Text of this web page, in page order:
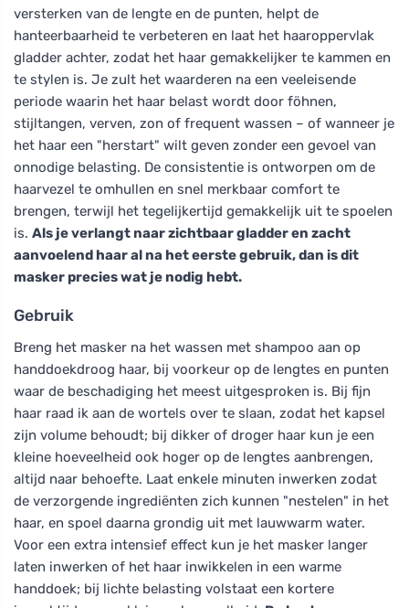
versterken van de lengte en de punten, helpt de
hanteerbaarheid te verbeteren en laat het haaroppervlak
gladder achter, zodat het haar gemakkelijker te kammen en
te stylen is. Je zult het waarderen na een veeleisende
periode waarin het haar belast wordt door föhnen,
stijltangen, verven, zon of frequent wassen – of wanneer je
het haar een "herstart" wilt geven zonder een gevoel van
onnodige belasting. De consistentie is ontworpen om de
haarvezel te omhullen en snel merkbaar comfort te
brengen, terwijl het tegelijkertijd gemakkelijk uit te spoelen
is. Als je verlangt naar zichtbaar gladder en zacht
aanvoelend haar al na het eerste gebruik, dan is dit
masker precies wat je nodig hebt.
Gebruik
Breng het masker na het wassen met shampoo aan op
handdoekdroog haar, bij voorkeur op de lengtes en punten
waar de beschadiging het meest uitgesproken is. Bij fijn
haar raad ik aan de wortels over te slaan, zodat het kapsel
zijn volume behoudt; bij dikker of droger haar kun je een
kleine hoeveelheid ook hoger op de lengtes aanbrengen,
altijd naar behoefte. Laat enkele minuten inwerken zodat
de verzorgende ingrediënten zich kunnen "nestelen" in het
haar, en spoel daarna grondig uit met lauwwarm water.
Voor een extra intensief effect kun je het masker langer
laten inwerken of het haar inwikkelen in een warme
handdoek; bij lichte belasting volstaat een kortere